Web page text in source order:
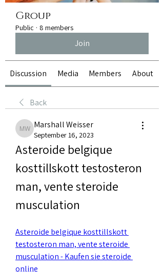
Group
Public · 8 members
Join
Discussion Media Members About
Back
Marshall Weisser
Marshall Weisser
September 16, 2023
Asteroide belgique
kosttillskott testosteron
man, vente steroide
musculation
Asteroide belgique kosttillskott
testosteron man, vente steroide
musculation - Kaufen sie steroide
online